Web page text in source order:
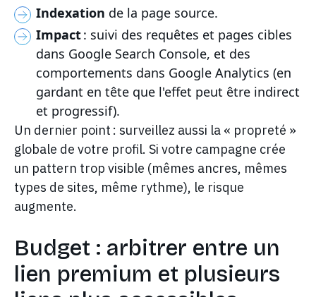
Indexation de la page source.
Impact: suivi des requêtes et pages cibles
dans Google Search Console, et des
comportements dans Google Analytics (en
gardant en tête que l'effet peut être indirect
et progressif).
Un dernier point : surveillez aussi la « propreté »
globale de votre profil. Si votre campagne crée
un pattern trop visible (mêmes ancres, mêmes
types de sites, même rythme), le risque
augmente.
Budget : arbitrer entre un
lien premium et plusieurs